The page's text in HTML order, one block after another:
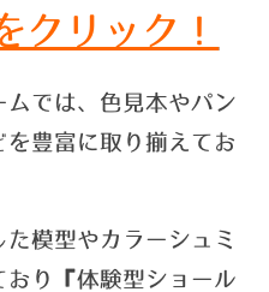
クリック！
では、色見本やパン
豊富に取り揃えてお
模型やカラーシュミ
おり『体験型ショール